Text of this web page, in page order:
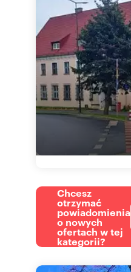
Chcesz
otrzymać
powiadomienia
o nowych
ofertach w tej
kategorii?